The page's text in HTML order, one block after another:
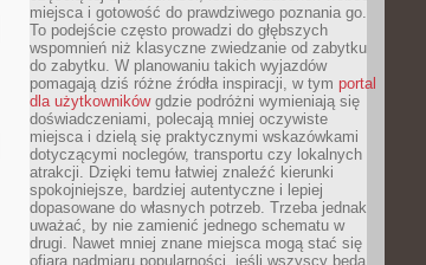
miejsca i gotowość do prawdziwego poznania go.
To podejście często prowadzi do głębszych
wspomnień niż klasyczne zwiedzanie od zabytku
do zabytku. W planowaniu takich wyjazdów
pomagają dziś różne źródła inspiracji, w tym portal
dla użytkownikówgdzie podróżni wymieniają się
doświadczeniami, polecają mniej oczywiste
miejsca i dzielą się praktycznymi wskazówkami
dotyczącymi noclegów, transportu czy lokalnych
atrakcji. Dzięki temu łatwiej znaleźć kierunki
spokojniejsze, bardziej autentyczne i lepiej
dopasowane do własnych potrzeb. Trzeba jednak
uważać, by nie zamienić jednego schematu w
drugi. Nawet mniej znane miejsca mogą stać się
ofiarą nadmiaru popularności, jeśli wszyscy będą